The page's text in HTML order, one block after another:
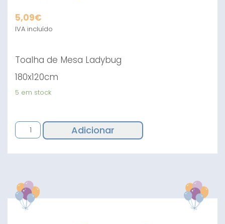
5,09€
IVA incluído
Toalha de Mesa Ladybug
180x120cm
5 em stock
Quantidade
de
de
Adicionar